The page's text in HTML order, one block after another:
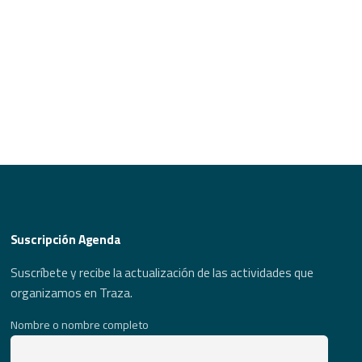
Suscripción Agenda
Suscríbete y recibe la actualización de las actividades que
organizamos en Traza.
Nombre o nombre completo